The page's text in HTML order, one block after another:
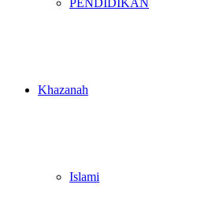
PENDIDIKAN
Khazanah
Islami